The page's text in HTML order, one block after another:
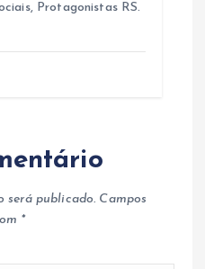
Protagonistas RS.
será publicado. Campos
*